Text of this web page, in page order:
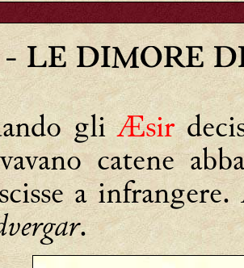
- LE DIMORE
gliÆsir
catene
a
.